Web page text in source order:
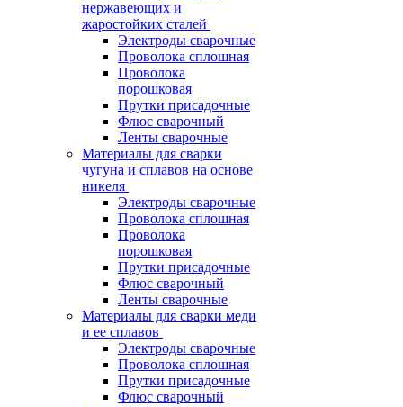
нержавеющих и
жаростойких сталей
Электроды сварочные
Проволока сплошная
Проволока
порошковая
Прутки присадочные
Флюс сварочный
Ленты сварочные
Материалы для сварки
чугуна и сплавов на основе
никеля
Электроды сварочные
Проволока сплошная
Проволока
порошковая
Прутки присадочные
Флюс сварочный
Ленты сварочные
Материалы для сварки меди
и ее сплавов
Электроды сварочные
Проволока сплошная
Прутки присадочные
Флюс сварочный